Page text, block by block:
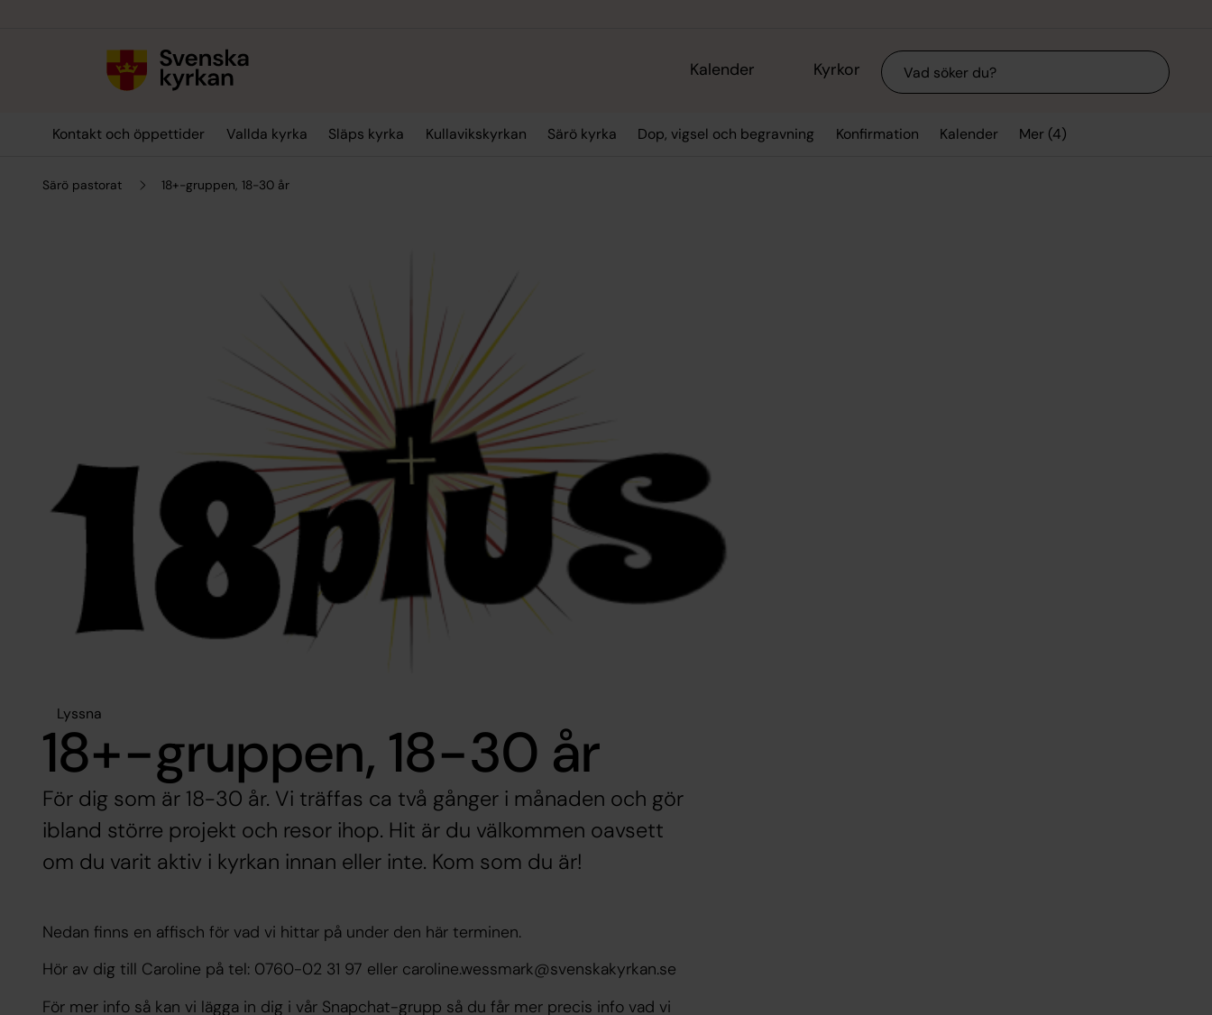
Kalender Kyrkor Sök
Kontakt och öppettider Vallda kyrka Släps kyrka Kullavikskyrkan Särö kyrka Dop, vigsel och begravning Konfirmation Kalender Mer (4)
Särö pastorat 18+-gruppen, 18-30 år
Lyssna
18+-gruppen, 18-30 år
För dig som är 18-30 år. Vi träffas ca två gånger i månaden och gör
ibland större projekt och resor ihop. Hit är du välkommen oavsett
om du varit aktiv i kyrkan innan eller inte. Kom som du är!
Nedan finns en affisch för vad vi hittar på under den här terminen.
Hör av dig till Caroline på tel: 0760-02 31 97 eller caroline.wessmark@svenskakyrkan.se
För mer info så kan vi lägga in dig i vår Snapchat-grupp så du får mer precis info vad vi